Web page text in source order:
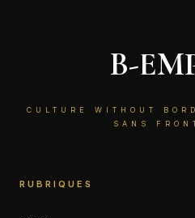
B-
CULTURE WITHOUT
SANS
RUBRIQUES